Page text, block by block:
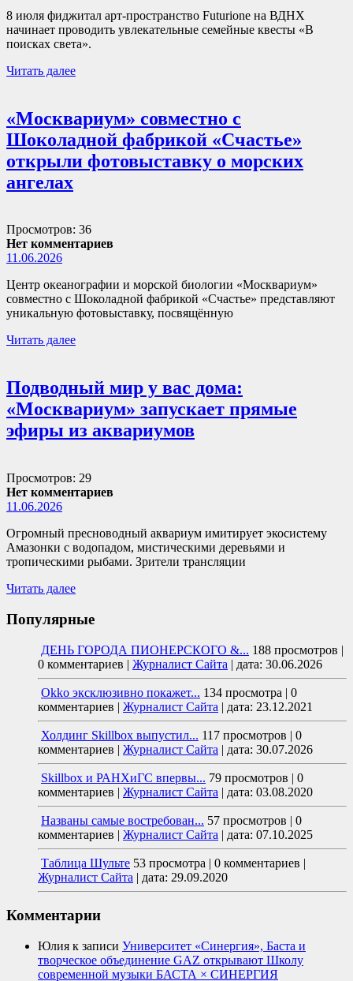
8 июля фиджитал арт-пространство Futurione на ВДНХ
начинает проводить увлекательные семейные квесты «В
поисках света».
Читать далее
«Москвариум» совместно с
Шоколадной фабрикой «Счастье»
открыли фотовыставку о морских
ангелах
Просмотров: 36
Нет комментариев
11.06.2026
Центр океанографии и морской биологии «Москвариум»
совместно с Шоколадной фабрикой «Счастье» представляют
уникальную фотовыставку, посвящённую
Читать далее
Подводный мир у вас дома:
«Москвариум» запускает прямые
эфиры из аквариумов
Просмотров: 29
Нет комментариев
11.06.2026
Огромный пресноводный аквариум имитирует экосистему
Амазонки с водопадом, мистическими деревьями и
тропическими рыбами. Зрители трансляции
Читать далее
Популярные
ДЕНЬ ГОРОДА ПИОНЕРСКОГО &... 188 просмотров |
0 комментариев | Журналист Сайта | дата: 30.06.2026
Okko эксклюзивно покажет... 134 просмотра | 0
комментариев | Журналист Сайта | дата: 23.12.2021
Холдинг Skillbox выпустил... 117 просмотров | 0
комментариев | Журналист Сайта | дата: 30.07.2026
Skillbox и РАНХиГС впервы... 79 просмотров | 0
комментариев | Журналист Сайта | дата: 03.08.2020
Названы самые востребован... 57 просмотров | 0
комментариев | Журналист Сайта | дата: 07.10.2025
Таблица Шульте 53 просмотра | 0 комментариев |
Журналист Сайта | дата: 29.09.2020
Комментарии
Юлия к записи Университет «Синергия», Баста и
творческое объединение GAZ открывают Школу
современной музыки БАСТА × СИНЕРГИЯ